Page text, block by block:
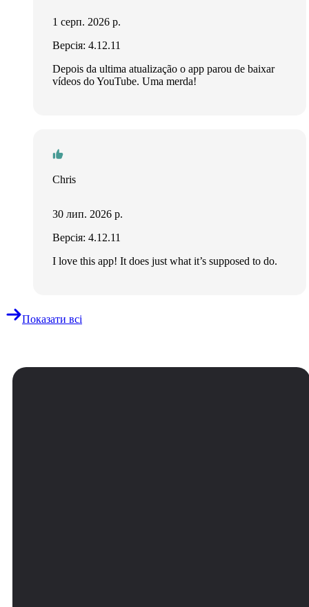
1 серп. 2026 р.
Версія: 4.12.11
Depois da ultima atualização o app parou de baixar
vídeos do YouTube. Uma merda!
Chris
30 лип. 2026 р.
Версія: 4.12.11
I love this app! It does just what it’s supposed to do.
Показати всі